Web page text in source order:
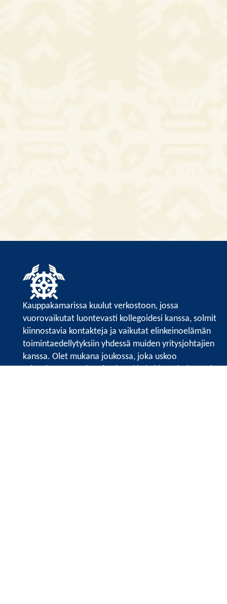
Kauppakamarissa kuulut verkostoon, jossa
vuorovaikutat luontevasti kollegoidesi kanssa, solmit
kiinnostavia kontakteja ja vaikutat elinkeinoelämän
toimintaedellytyksiin yhdessä muiden yritysjohtajien
kanssa. Olet mukana joukossa, joka uskoo